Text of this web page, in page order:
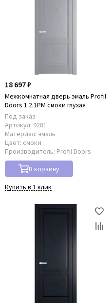
18 697 ₽
Межкомнатная дверь эмаль Profil
Doors 1.2.1PM смоки глухая
Под заказ
Артикул: 9281
Материал: эмаль
Цвет: смоки
Производитель: Profil Doors
В корзину
Купить в 1 клик